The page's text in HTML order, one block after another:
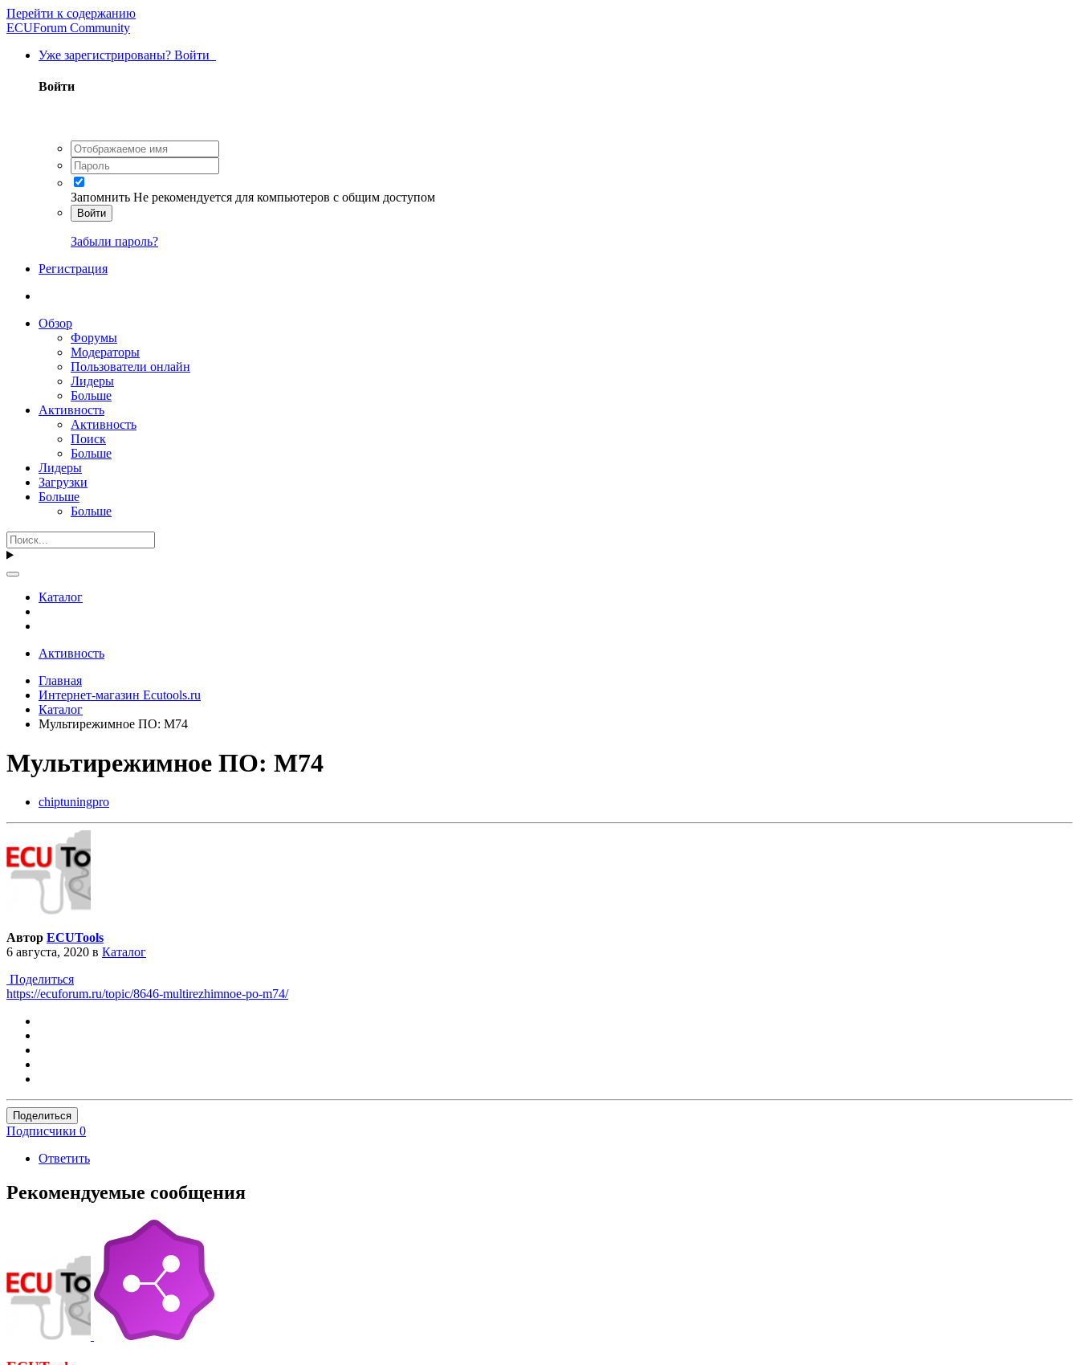
Перейти к содержанию
ECUForum Community
Уже зарегистрированы? Войти
Войти
Запомнить Не рекомендуется для компьютеров с общим доступом
Войти
Забыли пароль?
Регистрация
Обзор
Форумы
Модераторы
Пользователи онлайн
Лидеры
Больше
Активность
Активность
Поиск
Больше
Лидеры
Загрузки
Больше
Больше
Каталог
Активность
Главная
Интернет-магазин Ecutools.ru
Каталог
Мультирежимное ПО: M74
Мультирежимное ПО: M74
chiptuningpro
Автор ECUTools
6 августа, 2020 в Каталог
Поделиться
https://ecuforum.ru/topic/8646-multirezhimnoe-po-m74/
Поделиться
Подписчики 0
Ответить
Рекомендуемые сообщения